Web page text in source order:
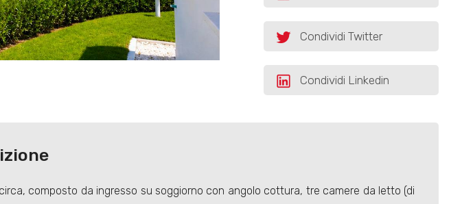
Condividi Twitter
Condividi Linkedin
composto da ingresso su soggiorno con angolo cottura, tre camere da letto (di